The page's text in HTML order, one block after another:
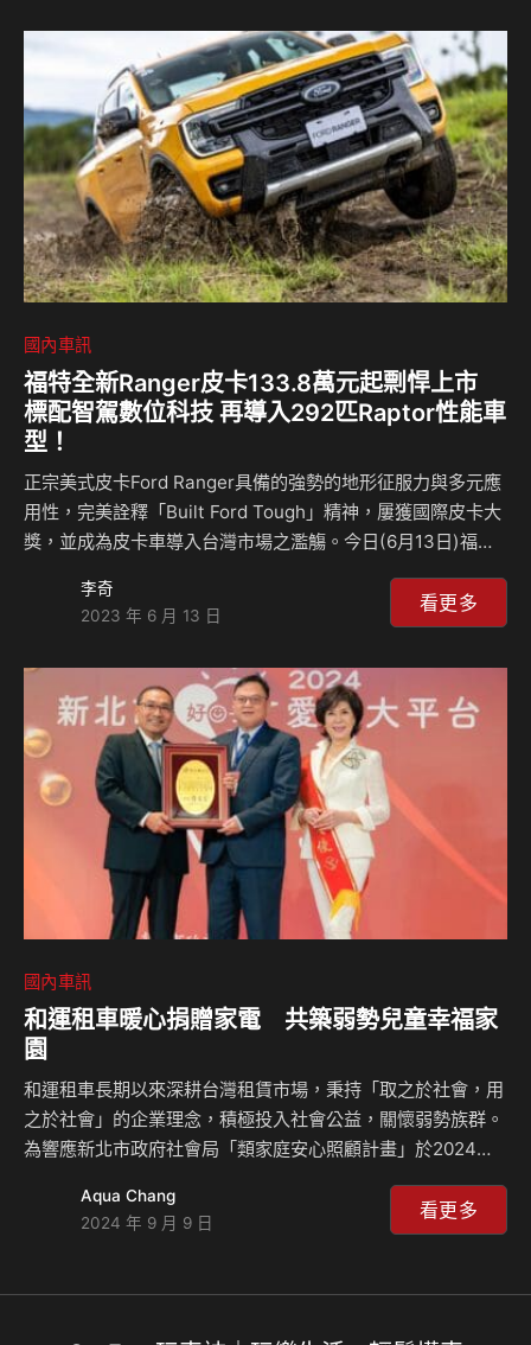
PlayStation等，不管是最新軟、硬體，或是3C周邊設備應有
盡有，消費者可以滿足一次比價、比值、比感官體驗需求，想
要貨比三家就來電腦多媒體展，省…
國內車訊
福特全新Ranger皮卡133.8萬元起剽悍上市
標配智駕數位科技 再導入292匹Raptor性能車
型！
正宗美式皮卡Ford Ranger具備的強勢的地形征服力與多元應
用性，完美詮釋「Built Ford Tough」精神，屢獲國際皮卡大
獎，並成為皮卡車導入台灣市場之濫觴。今日(6月13日)福特
形征服實力、全面進化的數位座艙科技，以及同級最佳、符合
Level 2等級的主動安全科技與被動安全防護。 同時，更在台
Ranger Raptor，以同級望其項背的292匹(ps)馬力與50.0公
斤米扭力的狂傲動能、0-100km/h加速只需7.9秒的強大實
力，如性能猛禽降臨…
李奇
2023 年 6 月 13 日
看更多
國內車訊
和運租車暖心捐贈家電 共築弱勢兒童幸福家
園
和運租車長期以來深耕台灣租賃市場，秉持「取之於社會，用
之於社會」的企業理念，積極投入社會公益，關懷弱勢族群。
為響應新北市政府社會局「類家庭安心照顧計畫」於2024年
造溫馨舒適的居住環境，讓孩子們在成長的過程中感受到社會
的溫暖與關懷。 隨著社會環境的變遷，弱勢兒童的處境日益
畫」，結合社會住宅的國有資源，提供有家外安置需求的兒少
Aqua Chang
2024 年 9 月 9 日
看更多